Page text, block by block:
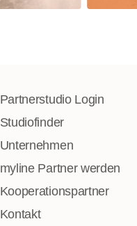
Partnerstudio Login
Studiofinder
Unternehmen
myline Partner werden
Kooperationspartner
Kontakt